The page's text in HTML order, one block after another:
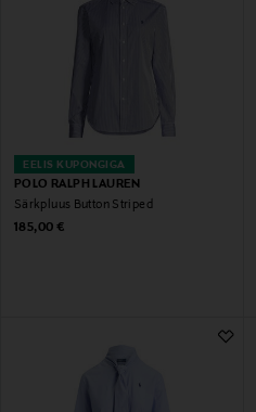
EELIS KUPONGIGA
POLO RALPH LAUREN
Särkpluus Button Striped
Original Price
185,00 €